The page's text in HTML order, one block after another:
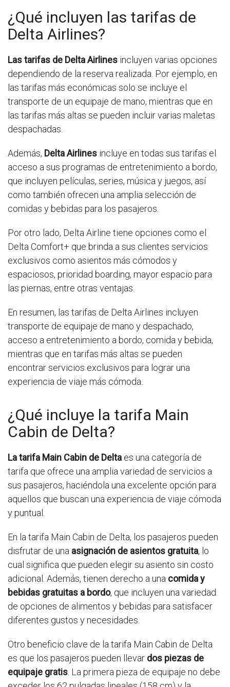
¿Qué incluyen las tarifas de
Delta Airlines?
Las tarifas de Delta Airlines incluyen varias opciones
dependiendo de la reserva realizada. Por ejemplo, en
las tarifas más económicas solo se incluye el
transporte de un equipaje de mano, mientras que en
las tarifas más altas se pueden incluir varias maletas
despachadas.
Además, Delta Airlines incluye en todas sus tarifas el
acceso a sus programas de entretenimiento a bordo,
que incluyen películas, series, música y juegos, así
como también ofrecen una amplia selección de
comidas y bebidas para los pasajeros.
Por otro lado, Delta Airline tiene opciones como el
Delta Comfort+ que brinda a sus clientes servicios
exclusivos como asientos más cómodos y
espaciosos, prioridad boarding, mayor espacio para
las piernas, entre otras ventajas.
En resumen, las tarifas de Delta Airlines incluyen
transporte de equipaje de mano y despachado,
acceso a entretenimiento a bordo, comida y bebida,
mientras que en tarifas más altas se pueden
encontrar servicios exclusivos para lograr una
experiencia de viaje más cómoda.
¿Qué incluye la tarifa Main
Cabin de Delta?
La tarifa Main Cabin de Delta es una categoría de
tarifa que ofrece una amplia variedad de servicios a
sus pasajeros, haciéndola una excelente opción para
aquellos que buscan una experiencia de viaje cómoda
y puntual.
En la tarifa Main Cabin de Delta, los pasajeros pueden
disfrutar de una asignación de asientos gratuita, lo
cual significa que pueden elegir su asiento sin costo
adicional. Además, tienen derecho a una comida y
bebidas gratuitas a bordo, que incluyen una variedad
de opciones de alimentos y bebidas para satisfacer
diferentes gustos y necesidades.
Otro beneficio clave de la tarifa Main Cabin de Delta
es que los pasajeros pueden llevar dos piezas de
equipaje gratis . La primera pieza de equipaje no debe